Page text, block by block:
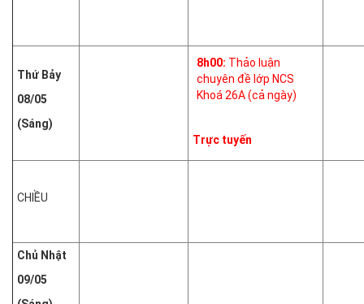
Thứ Bảy
08/05
(Sáng)
8h00: Thảo luận
chuyên đề lớp NCS
Khoá 26A (cả ngày)
Trực tuyến
CHIỀU
Chủ Nhật
09/05